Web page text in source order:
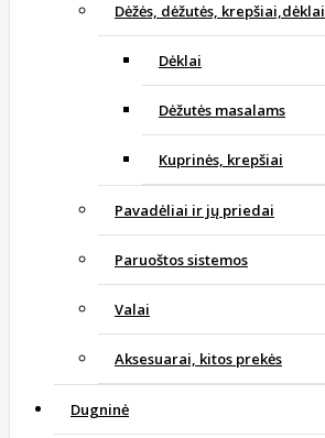
Dėžės, dėžutės, krepšiai,dėklai
Dėklai
Dėžutės masalams
Kuprinės, krepšiai
Pavadėliai ir jų priedai
Paruoštos sistemos
Valai
Aksesuarai, kitos prekės
Dugninė